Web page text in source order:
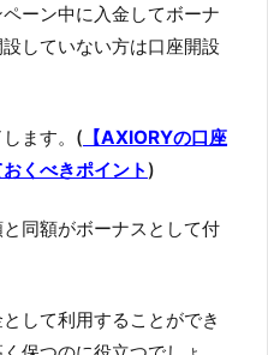
ーン中に入金してボーナ
していない方は口座開設
ます。( 【AXIORYの口座
くべきポイント)
同額がボーナスとして付
して利用することができ